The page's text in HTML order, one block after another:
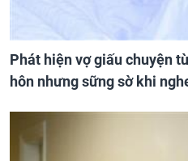
Phát hiện vợ giấu chuyện
hôn nhưng sững sờ khi